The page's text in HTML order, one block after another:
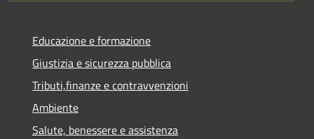
Educazione e formazione
Giustizia e sicurezza pubblica
Tributi,finanze e contravvenzioni
Ambiente
Salute, benessere e assistenza